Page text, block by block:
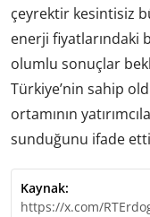
çeyrektir kesintisiz
enerji fiyatlarındaki
olumlu sonuçlar
Türkiye’nin sahip
ortamının
sunduğunu ifade
Kaynak:
https://x.com/